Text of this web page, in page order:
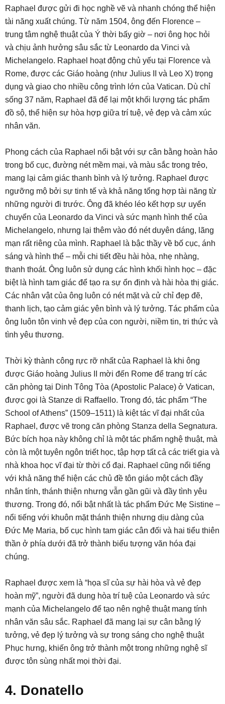
Raphael được gửi đi học nghề vẽ và nhanh chóng thể hiện
tài năng xuất chúng. Từ năm 1504, ông đến Florence –
trung tâm nghệ thuật của Ý thời bấy giờ – nơi ông học hỏi
và chịu ảnh hưởng sâu sắc từ Leonardo da Vinci và
Michelangelo. Raphael hoạt động chủ yếu tại Florence và
Rome, được các Giáo hoàng (như Julius II và Leo X) trọng
dụng và giao cho nhiều công trình lớn của Vatican. Dù chỉ
sống 37 năm, Raphael đã để lại một khối lượng tác phẩm
đồ sộ, thể hiện sự hòa hợp giữa trí tuệ, vẻ đẹp và cảm xúc
nhân văn.
Phong cách của Raphael nổi bật với sự cân bằng hoàn hảo
trong bố cục, đường nét mềm mại, và màu sắc trong trẻo,
mang lại cảm giác thanh bình và lý tưởng. Raphael được
ngưỡng mộ bởi sự tinh tế và khả năng tổng hợp tài năng từ
những người đi trước. Ông đã khéo léo kết hợp sự uyển
chuyển của Leonardo da Vinci và sức mạnh hình thể của
Michelangelo, nhưng lại thêm vào đó nét duyên dáng, lãng
mạn rất riêng của mình. Raphael là bậc thầy về bố cục, ánh
sáng và hình thể – mỗi chi tiết đều hài hòa, nhẹ nhàng,
thanh thoát. Ông luôn sử dụng các hình khối hình học – đặc
biệt là hình tam giác để tạo ra sự ổn định và hài hòa thị giác.
Các nhân vật của ông luôn có nét mặt và cử chỉ đẹp đẽ,
thanh lịch, tạo cảm giác yên bình và lý tưởng. Tác phẩm của
ông luôn tôn vinh vẻ đẹp của con người, niềm tin, tri thức và
tình yêu thương.
Thời kỳ thành công rực rỡ nhất của Raphael là khi ông
được Giáo hoàng Julius II mời đến Rome để trang trí các
căn phòng tại Dinh Tông Tòa (Apostolic Palace) ở Vatican,
được gọi là Stanze di Raffaello. Trong đó, tác phẩm “The
School of Athens” (1509–1511) là kiệt tác vĩ đại nhất của
Raphael, được vẽ trong căn phòng Stanza della Segnatura.
Bức bích họa này không chỉ là một tác phẩm nghệ thuật, mà
còn là một tuyên ngôn triết học, tập hợp tất cả các triết gia và
nhà khoa học vĩ đại từ thời cổ đại. Raphael cũng nổi tiếng
với khả năng thể hiện các chủ đề tôn giáo một cách đầy
nhân tính, thánh thiện nhưng vẫn gần gũi và đầy tình yêu
thương. Trong đó, nổi bật nhất là tác phẩm Đức Mẹ Sistine –
nổi tiếng với khuôn mặt thánh thiện nhưng dịu dàng của
Đức Mẹ Maria, bố cục hình tam giác cân đối và hai tiểu thiên
thần ở phía dưới đã trở thành biểu tượng văn hóa đại
chúng.
Raphael được xem là “họa sĩ của sự hài hòa và vẻ đẹp
hoàn mỹ”, người đã dung hòa trí tuệ của Leonardo và sức
mạnh của Michelangelo để tạo nên nghệ thuật mang tính
nhân văn sâu sắc. Raphael đã mang lại sự cân bằng lý
tưởng, vẻ đẹp lý tưởng và sự trong sáng cho nghệ thuật
Phục hưng, khiến ông trở thành một trong những nghệ sĩ
được tôn sùng nhất mọi thời đại.
4. Donatello